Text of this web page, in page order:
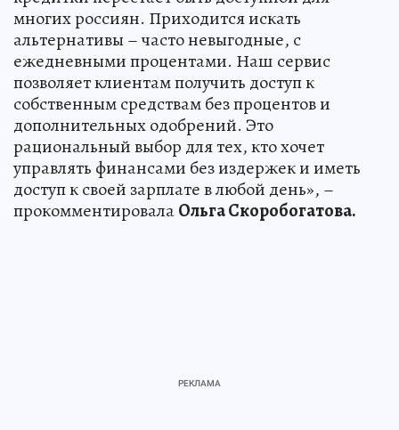
привычная «подушка безопасности» в виде
кредитки перестает быть доступной для
многих россиян. Приходится искать
альтернативы – часто невыгодные, с
ежедневными процентами. Наш сервис
позволяет клиентам получить доступ к
собственным средствам без процентов и
дополнительных одобрений. Это
рациональный выбор для тех, кто хочет
управлять финансами без издержек и иметь
доступ к своей зарплате в любой день», –